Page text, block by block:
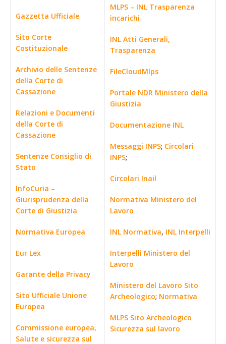
Gazzetta Ufficiale
Sito Corte
Costituzionale
Archivio delle Sentenze
della Corte di
Cassazione
Relazioni e Documenti
della Corte di
Cassazione
Sentenze Consiglio di
Stato
InfoCuria –
Giurisprudenza della
Corte di Giustizia
Normativa Europea
Eur Lex
Garante della Privacy
Sito Ufficiale Unione
Europea
Commissione europea,
Salute e sicurezza sul
MLPS – INL Trasparenza
incarichi
INL Atti Generali,
Trasparenza
FileCloudMlps
Portale NDR Ministero della
Giustizia
Documentazione INL
Messaggi INPS; Circolari
INPS;
Circolari Inail
Normativa Ministero del
Lavoro
INL Normativa, INL Interpelli
Interpelli Ministero del
Lavoro
Ministero del Lavoro Sito
Archeologico; Normativa
MLPS Sito Archeologico
Sicurezza sul lavoro